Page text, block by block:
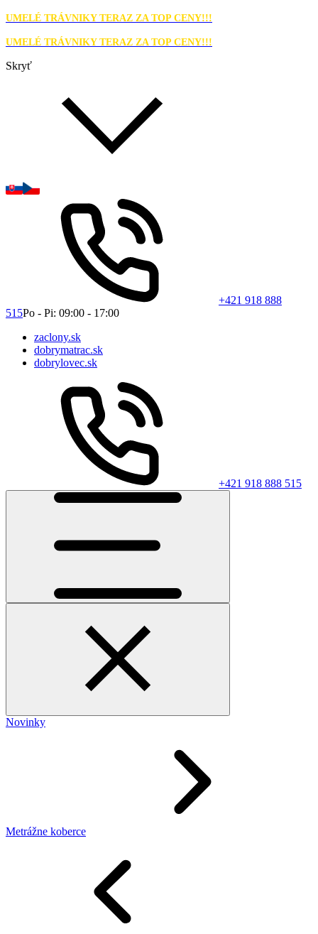
UMELÉ TRÁVNIKY TERAZ ZA TOP CENY!!!
UMELÉ TRÁVNIKY TERAZ ZA TOP CENY!!!
Skryť
+421 918 888
515Po - Pi: 09:00 - 17:00
zaclony.sk
dobrymatrac.sk
dobrylovec.sk
+421 918 888 515
Novinky
Metrážne koberce